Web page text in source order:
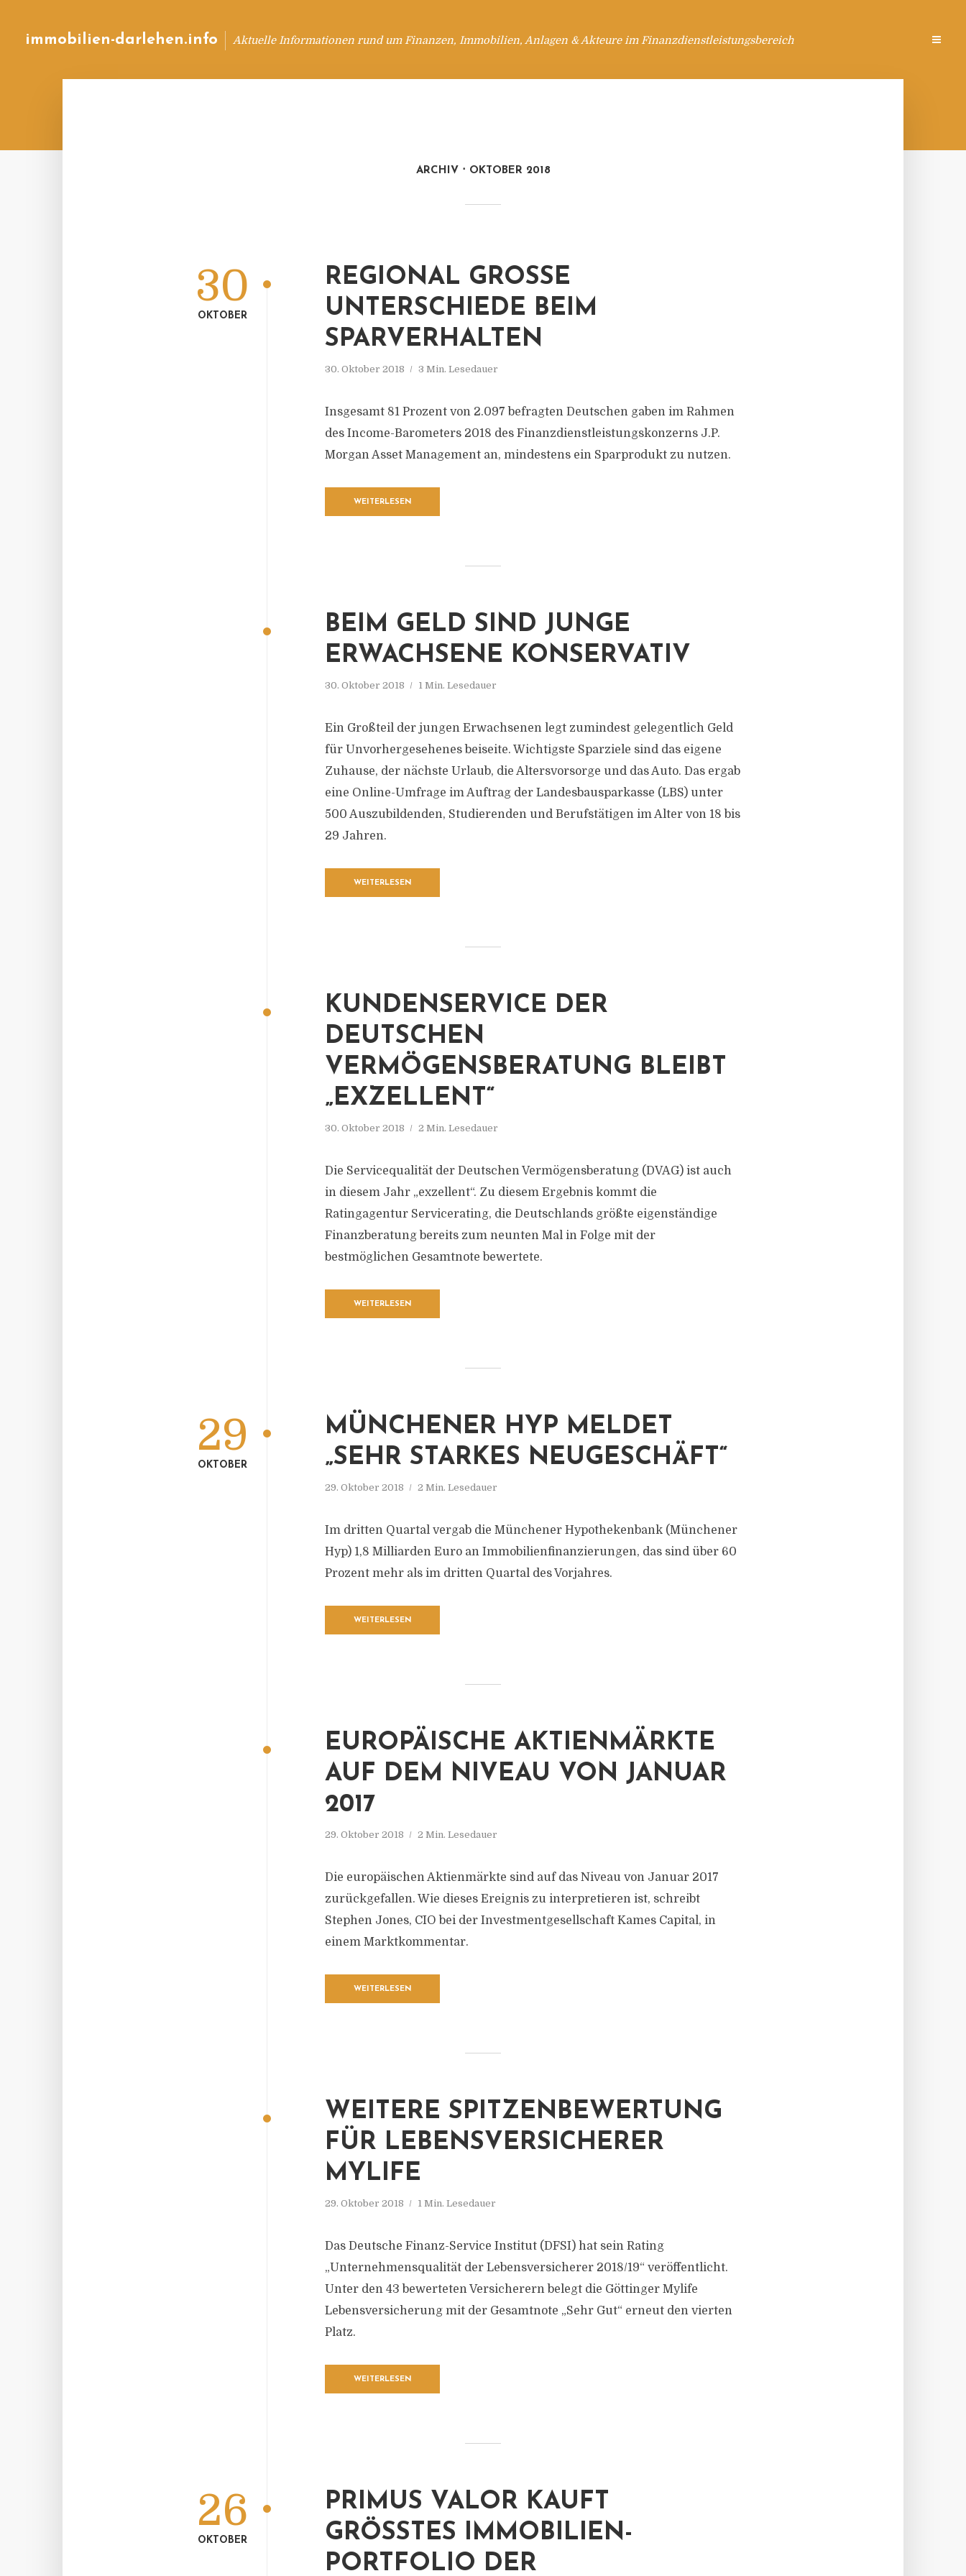
immobilien-darlehen.info Aktuelle Informationen rund um Finanzen, Immobilien, Anlagen & Akteure im Finanzdienstleistungsbereich
ARCHIV OKTOBER 2018
REGIONAL GROSSE U
NTERSCHIEDE BEIM S
PARVERHALTEN
30. Oktober 2018 3 Min. Lesedauer
30
OKTOBER
Insgesamt 81 Prozent von 2.097 befragten Deutschen gaben im Rahmen
des Income-Barometers 2018 des Finanzdienstleistungskonzerns J.P.
Morgan Asset Management an, mindestens ein Sparprodukt zu nutzen.
WEITERLESEN
BEIM GELD SIND JUNGE
ERWACHSENE KONSERVATIV
30. Oktober 2018 1 Min. Lesedauer
Ein Großteil der jungen Erwachsenen legt zumindest gelegentlich Geld
für Unvorhergesehenes beiseite. Wichtigste Sparziele sind das eigene
Zuhause, der nächste Urlaub, die Altersvorsorge und das Auto. Das ergab
eine Online-Umfrage im Auftrag der Landesbausparkasse (LBS) unter
500 Auszubildenden, Studierenden und Berufstätigen im Alter von 18 bis
29 Jahren.
WEITERLESEN
KUNDENSERVICE DER
DEUTSCHEN
VERMÖGENSBERATUNG BLEIBT
„EXZELLENT“
30. Oktober 2018 2 Min. Lesedauer
Die Servicequalität der Deutschen Vermögensberatung (DVAG) ist auch
in diesem Jahr „exzellent“. Zu diesem Ergebnis kommt die
Ratingagentur Servicerating, die Deutschlands größte eigenständige
Finanzberatung bereits zum neunten Mal in Folge mit der
bestmöglichen Gesamtnote bewertete.
WEITERLESEN
MÜNCHENER HYP MELDET
„SEHR STARKES NEUGESCHÄFT“
29. Oktober 2018 2 Min. Lesedauer
29
OKTOBER
Im dritten Quartal vergab die Münchener Hypothekenbank (Münchener
Hyp) 1,8 Milliarden Euro an Immobilienfinanzierungen, das sind über 60
Prozent mehr als im dritten Quartal des Vorjahres.
WEITERLESEN
EUROPÄISCHE AKTIENMÄRKTE
AUF DEM NIVEAU VON JANUAR
2017
29. Oktober 2018 2 Min. Lesedauer
Die europäischen Aktienmärkte sind auf das Niveau von Januar 2017
zurückgefallen. Wie dieses Ereignis zu interpretieren ist, schreibt
Stephen Jones, CIO bei der Investmentgesellschaft Kames Capital, in
einem Marktkommentar.
WEITERLESEN
WEITERE SPITZENBEWERTUNG
FÜR LEBENSVERSICHERER
MYLIFE
29. Oktober 2018 1 Min. Lesedauer
Das Deutsche Finanz-Service Institut (DFSI) hat sein Rating
„Unternehmensqualität der Lebensversicherer 2018/19“ veröffentlicht.
Unter den 43 bewerteten Versicherern belegt die Göttinger Mylife
Lebensversicherung mit der Gesamtnote „Sehr Gut“ erneut den vierten
Platz.
WEITERLESEN
PRIMUS VALOR KAUFT
GRÖSSTES IMMOBILIEN-P
ORTFOLIO DER U
26
OKTOBER